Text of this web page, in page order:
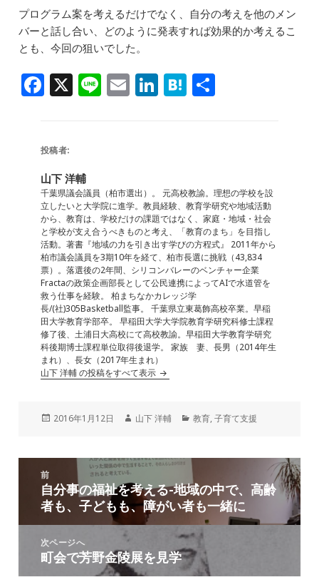
プログラム案を考えるだけでなく、自分の考えを他のメン
バーと話し合い、どのように発表すれば効果的か考えるこ
とも、今回の狙いでした。
F
e
b
o
o
k
X Li E Li
n
H
投稿者:
山下 洋輔
千葉県議会議員（柏市選出）。 元高校教諭。理想の学校を設
立したいと大学院に進学。教員経験、教育学研究や地域活動
から、教育は、学校だけの課題ではなく、家庭・地域・社会
と学校が支え合うべきものと考え、「教育のまち」を目指し
活動。著書『地域の力を引き出す学びの方程式』 2011年から
柏市議会議員を3期10年を経て、柏市長選に挑戦（43,834
票）。落選後の2年間、シリコンバレーのベンチャー企業
Fractaの政策企画部長として公民連携によってAIで水道管を
救う仕事を経験。 柏まちなかカレッジ学
長/(社)305Basketball監事。 千葉県立東葛飾高校卒業。早稲
田大学教育学部卒。 早稲田大学大学院教育学研究科修士課程
修了後、土浦日大高校にて高校教諭。早稲田大学教育学研究
科後期博士課程単位取得後退学。 家族 妻、長男（2014年生
まれ）、長女（2017年生まれ）
山下 洋輔 の投稿をすべて表示
投
2016年1月12日
作
山下 洋輔
カ
リ
教育,子育て支援
前
前
の
投
稿:
自分事の福祉を考える-地域の中で、高齢
者も、子どもも、障がい者も一緒に
次ページへ
次
の
町会で芳野金陵展を見学